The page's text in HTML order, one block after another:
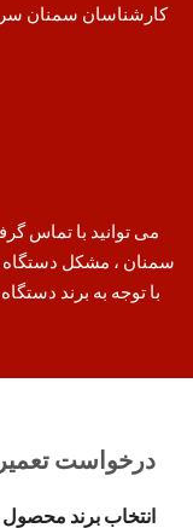
کارشناسان سمنان
می توانید با تماس
سمنان ، مشکل دستگاه
با توجه به برند دستگاه
درخواست
انتخاب برند محصول